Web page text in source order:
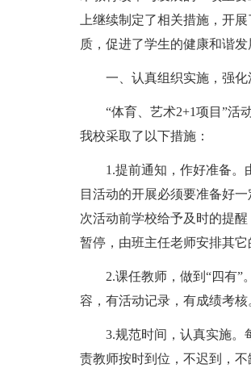
上继续制定了相关措施，开
质，促进了学生的健康和谐
一、认真组织实施，强化
“体育、艺术2+1项目”活
我校采取了以下措施：
1.提前通知，作好准备。
目活动的开展必须要准备好
次活动前学校给予及时的提
暂停，由班主任老师安排其它
2.课任教师，做到“四有
容，有活动记录，有成绩考核
3.规范时间，认真实施。
责教师按时到位，不迟到，不